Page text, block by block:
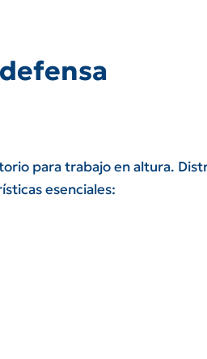
para trabajo en altura.
esenciales: